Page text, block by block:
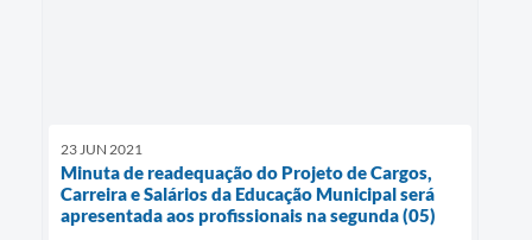
23 JUN 2021
Minuta de readequação do Projeto de Cargos,
Carreira e Salários da Educação Municipal será
apresentada aos profissionais na segunda (05)